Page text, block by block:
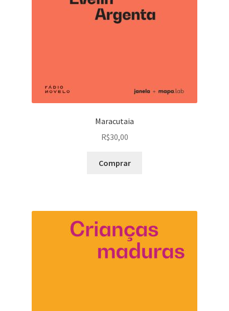
Maracutaia
R$30,00
Comprar